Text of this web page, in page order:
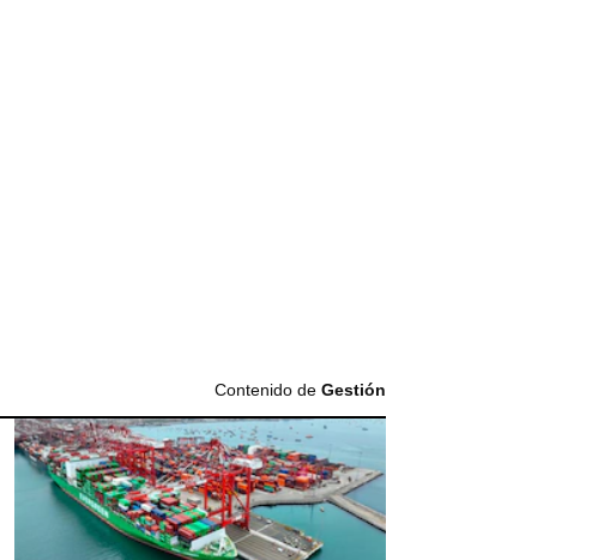
Contenido de Gestión